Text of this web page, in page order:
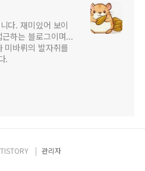
다. 재미있어 보이
하는 블로그이며...
미바뤼의 발자취를
.
TISTORY 관리자